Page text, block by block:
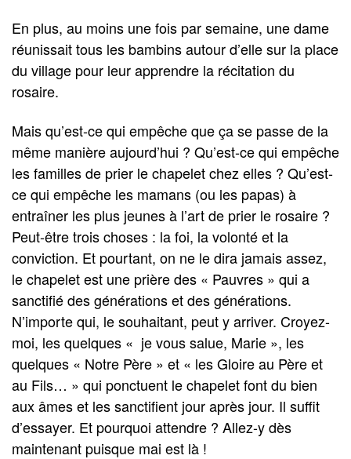
En plus, au moins une fois par semaine, une dame
réunissait tous les bambins autour d’elle sur la place
du village pour leur apprendre la récitation du
rosaire.
Mais qu’est-ce qui empêche que ça se passe de la
même manière aujourd’hui ? Qu’est-ce qui empêche
les familles de prier le chapelet chez elles ? Qu’est-
ce qui empêche les mamans (ou les papas) à
entraîner les plus jeunes à l’art de prier le rosaire ?
Peut-être trois choses : la foi, la volonté et la
conviction. Et pourtant, on ne le dira jamais assez,
le chapelet est une prière des « Pauvres » qui a
sanctiﬁé des générations et des générations.
N’importe qui, le souhaitant, peut y arriver. Croyez-
moi, les quelques « je vous salue, Marie », les
quelques « Notre Père » et « les Gloire au Père et
au Fils… » qui ponctuent le chapelet font du bien
aux âmes et les sanctiﬁent jour après jour. Il suffit
d’essayer. Et pourquoi attendre ? Allez-y dès
maintenant puisque mai est là !